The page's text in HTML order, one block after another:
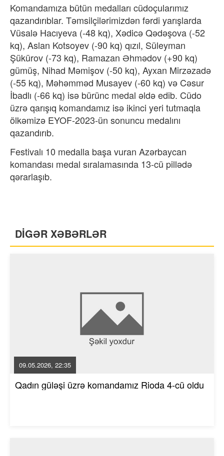
Komandamıza bütün medalları cüdoçularımız
qazandırıblar. Təmsilçilərimizdən fərdi yarışlarda
Vüsalə Hacıyeva (-48 kq), Xədicə Qədəşova (-52
kq), Aslan Kotsoyev (-90 kq) qızıl, Süleyman
Şükürov (-73 kq), Ramazan Əhmədov (+90 kq)
gümüş, Nihad Məmişov (-50 kq), Ayxan Mirzəzadə
(-55 kq), Məhəmməd Musayev (-60 kq) və Cəsur
İbadlı (-66 kq) isə bürünc medal əldə edib. Cüdo
üzrə qarışıq komandamız isə ikinci yeri tutmaqla
ölkəmizə EYOF-2023-ün sonuncu medalını
qazandırıb.
Festivalı 10 medalla başa vuran Azərbaycan
komandası medal sıralamasında 13-cü pillədə
qərarlaşıb.
DİGƏR XƏBƏRLƏR
09.05.2026, 22:35
Qadın güləşi üzrə komandamız Rioda 4-cü oldu